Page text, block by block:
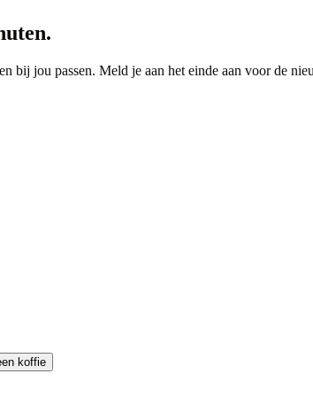
bij jou passen. Meld je aan het einde aan voor de
koffie